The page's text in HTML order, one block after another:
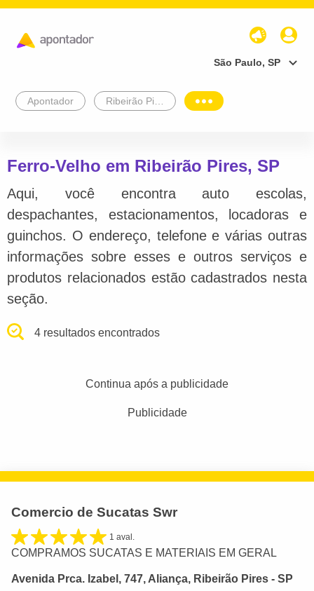
São Paulo, SP
Apontador
Ferro-Velho em Ribeirão Pires, SP
Aqui, você encontra auto escolas,
despachantes, estacionamentos, locadoras e
guinchos. O endereço, telefone e várias outras
informações sobre esses e outros serviços e
produtos relacionados estão cadastrados nesta
seção.
4 resultados encontrados
Continua após a publicidade
Publicidade
Comercio de Sucatas Swr
1 aval.
COMPRAMOS SUCATAS E MATERIAIS EM GERAL
Avenida Prca. Izabel, 747, Aliança, Ribeirão Pires - SP